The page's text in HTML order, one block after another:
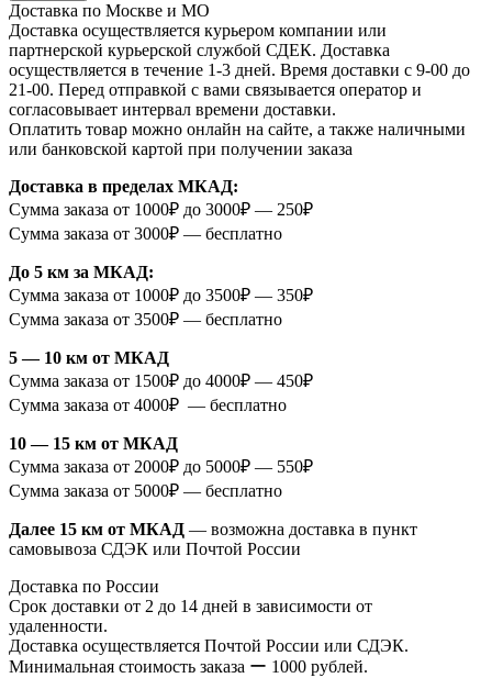
Доставка по Москве и МО
Доставка осуществляется курьером компании или
партнерской курьерской службой СДЕК. Доставка
осуществляется в течение 1-3 дней. Время доставки с 9-00 до
21-00. Перед отправкой с вами связывается оператор и
согласовывает интервал времени доставки.
Оплатить товар можно онлайн на сайте, а также наличными
или банковской картой при получении заказа
Доставка в пределах МКАД:
Сумма заказа от 1000₽ до 3000₽ — 250₽
Сумма заказа от 3000₽ — бесплатно
До 5 км за МКАД:
Сумма заказа от 1000₽ до 3500₽ — 350₽
Сумма заказа от 3500₽ — бесплатно
5 — 10 км от МКАД
Сумма заказа от 1500₽ до 4000₽ — 450₽
Сумма заказа от 4000₽ — бесплатно
10 — 15 км от МКАД
Сумма заказа от 2000₽ до 5000₽ — 550₽
Сумма заказа от 5000₽ — бесплатно
Далее 15 км от МКАД — возможна доставка в пункт
самовывоза СДЭК или Почтой России
Доставка по России
Срок доставки от 2 до 14 дней в зависимости от
удаленности.
Доставка осуществляется Почтой России или СДЭК.
Минимальная стоимость заказа ー 1000 рублей.